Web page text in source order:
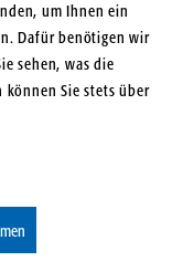
um Ihnen ein
Dafür benötigen wir
sehen, was die
können Sie stets über